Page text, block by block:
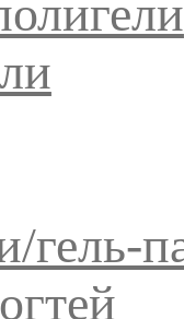
гель-